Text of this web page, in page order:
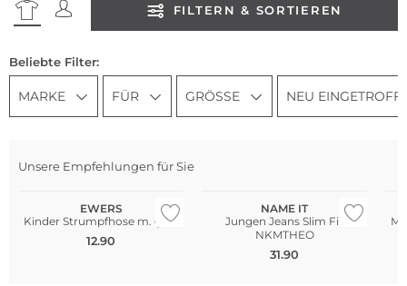
FILTERN & SORTIEREN
Beliebte Filter:
MARKE FÜR GRÖSSE NEU
Unsere Empfehlungen für Sie
EWERS
Kinder Strumpfhose m. grau
12.90
NAME IT
Jungen Jeans Slim Fit
NKMTHEO
31.90